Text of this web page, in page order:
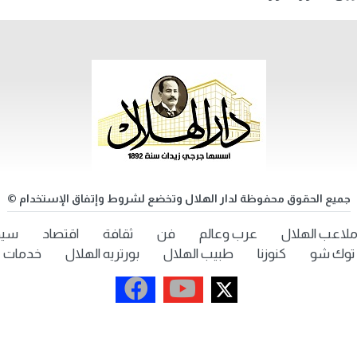
جميع الحقوق محفوظة لدار الهلال وتخضع لشروط وإتفاق الإستخدام ©
ملاعب الهلال عرب وعالم فن ثقافة اقتصاد
توك شو
كنوزنا طبيب الهلال بورتريه الهلال خدمات